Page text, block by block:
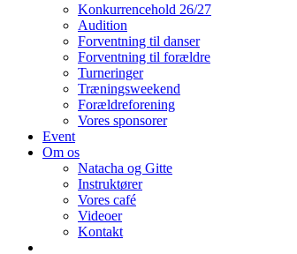
Konkurrencehold 26/27
Audition
Forventning til danser
Forventning til forældre
Turneringer
Træningsweekend
Forældreforening
Vores sponsorer
Event
Om os
Natacha og Gitte
Instruktører
Vores café
Videoer
Kontakt